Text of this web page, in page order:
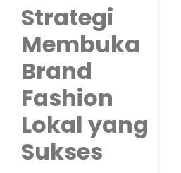
Strategi
Membuka
Brand
Fashion
Lokal yang
Sukses